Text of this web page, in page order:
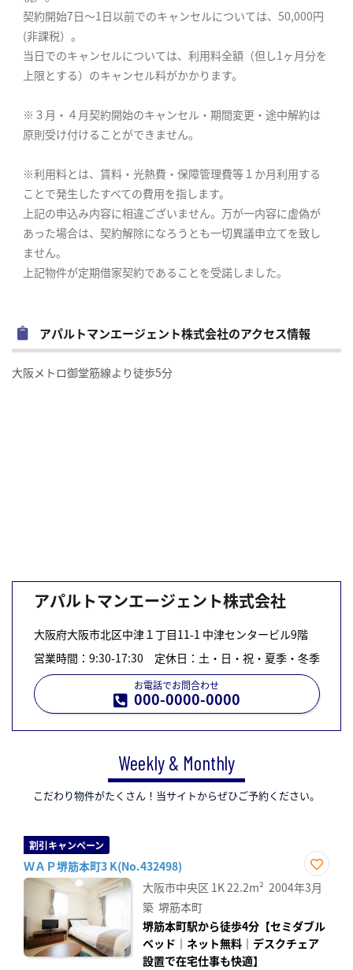
契約開始7日〜1日以前でのキャンセルについては、50,000円
(非課税）。
当日でのキャンセルについては、利用料全額（但し1ヶ月分を
上限とする）のキャンセル料がかかります。
※３月・４月契約開始のキャンセル・期間変更・途中解約は
原則受け付けることができません。
※利用料とは、賃料・光熱費・保障管理費等１か月利用する
ことで発生したすべての費用を指します。
上記の申込み内容に相違ございません。万が一内容に虚偽が
あった場合は、契約解除になろうとも一切異議申立てを致し
ません。
上記物件が定期借家契約であることを受諾しました。
アパルトマンエージェント株式会社のアクセス情報
大阪メトロ御堂筋線より徒歩5分
アパルトマンエージェント株式会社
大阪府大阪市北区中津１丁目11-1 中津センタービル9階
営業時間：9:30-17:30 定休日：土・日・祝・夏季・冬季
お電話でお問合わせ
000-0000-0000
Weekly & Monthly
こだわり物件がたくさん！当サイトからぜひご予約ください。
割引キャンペーン
ＷＡＰ堺筋本町3 K(No.432498)
お気
に入
大阪市中央区 1K22.2m² 2004年3月
築 堺筋本町
堺筋本町駅から徒歩4分【セミダブル
ベッド｜ネット無料｜デスクチェア
設置で在宅仕事も快適】